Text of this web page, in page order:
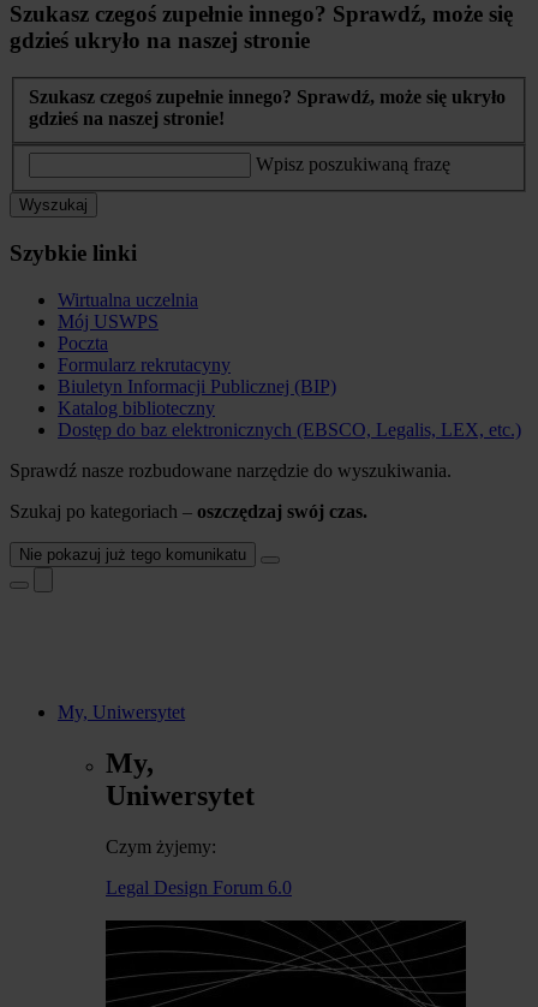
Szukasz czegoś zupełnie innego? Sprawdź, może się
gdzieś ukryło na naszej stronie
Szukasz czegoś zupełnie innego? Sprawdź, może się ukryło
gdzieś na naszej stronie!
Wpisz poszukiwaną frazę
Wyszukaj
Szybkie linki
Wirtualna uczelnia
Mój USWPS
Poczta
Formularz rekrutacyny
Biuletyn Informacji Publicznej (BIP)
Katalog biblioteczny
Dostęp do baz elektronicznych (EBSCO, Legalis, LEX, etc.)
Sprawdź nasze rozbudowane narzędzie do wyszukiwania.
Szukaj po kategoriach – oszczędzaj swój czas.
Nie pokazuj już tego komunikatu
My, Uniwersytet
My,
Uniwersytet
Czym żyjemy:
Legal Design Forum 6.0